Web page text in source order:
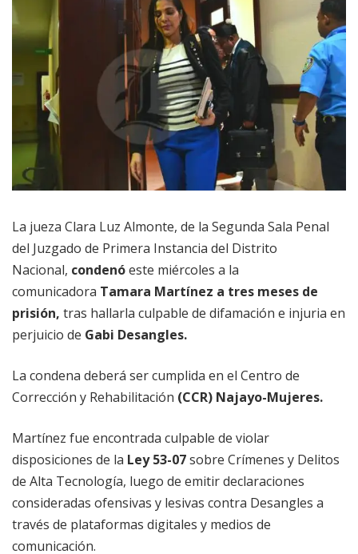
La jueza Clara Luz Almonte, de la Segunda Sala Penal
del Juzgado de Primera Instancia del Distrito
Nacional, condenóeste miércoles a la
comunicadora Tamara Martínez a tres meses de
prisión, tras hallarla culpable de difamación e injuria en
perjuicio de Gabi Desangles.
La condena deberá ser cumplida en el Centro de
Corrección y Rehabilitación (CCR) Najayo-Mujeres.
Martínez fue encontrada culpable de violar
disposiciones de la Ley 53-07sobre Crímenes y Delitos
de Alta Tecnología, luego de emitir declaraciones
consideradas ofensivas y lesivas contra Desangles a
través de plataformas digitales y medios de
comunicación.